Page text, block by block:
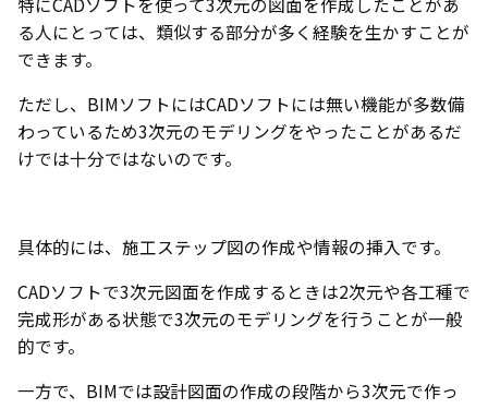
特にCADソフトを使って3次元の図面を作成したことがあ
る人にとっては、類似する部分が多く経験を生かすことが
できます。
ただし、BIMソフトにはCADソフトには無い機能が多数備
わっているため3次元のモデリングをやったことがあるだ
けでは十分ではないのです。
具体的には、施工ステップ図の作成や情報の挿入です。
CADソフトで3次元図面を作成するときは2次元や各工種で
完成形がある状態で3次元のモデリングを行うことが一般
的です。
一方で、BIMでは設計図面の作成の段階から3次元で作っ